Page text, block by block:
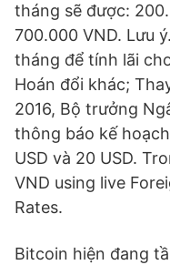
tháng sẽ được:
700.000 VND. Lưu
tháng để tính lãi
Hoán đổi khác;
2016, Bộ trưởng
thông báo kế
USD và 20 USD.
VND using live
Rates.
Bitcoin hiện đang